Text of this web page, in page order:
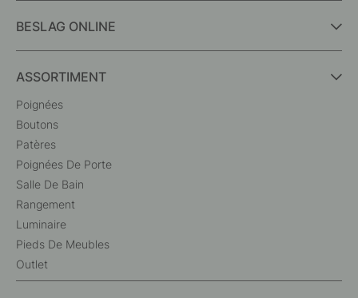
BESLAG ONLINE
ASSORTIMENT
Poignées
Boutons
Patères
Poignées De Porte
Salle De Bain
Rangement
Luminaire
Pieds De Meubles
Outlet